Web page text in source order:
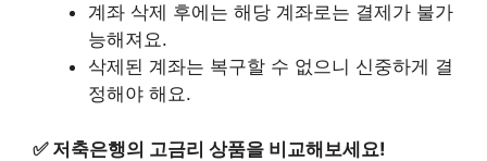
계좌 삭제 후에는 해당 계좌로는 결제가 불가
능해져요.
삭제된 계좌는 복구할 수 없으니 신중하게 결
정해야 해요.
✅ 저축은행의 고금리 상품을 비교해보세요!